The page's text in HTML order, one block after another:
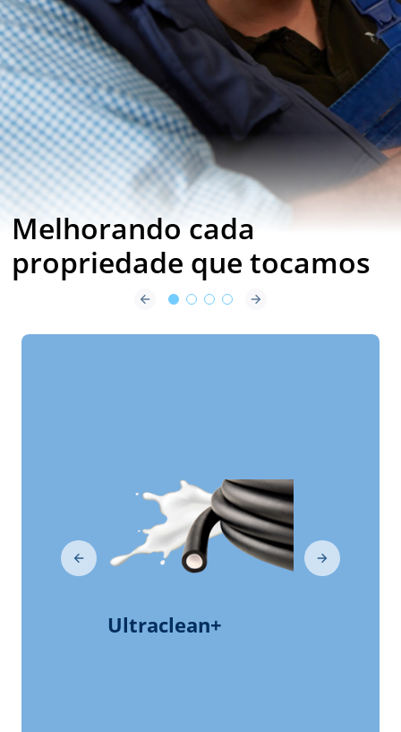
Impulse Air a
Próxima Geração
milkrite | InterPuls
Apresentação da Companhia